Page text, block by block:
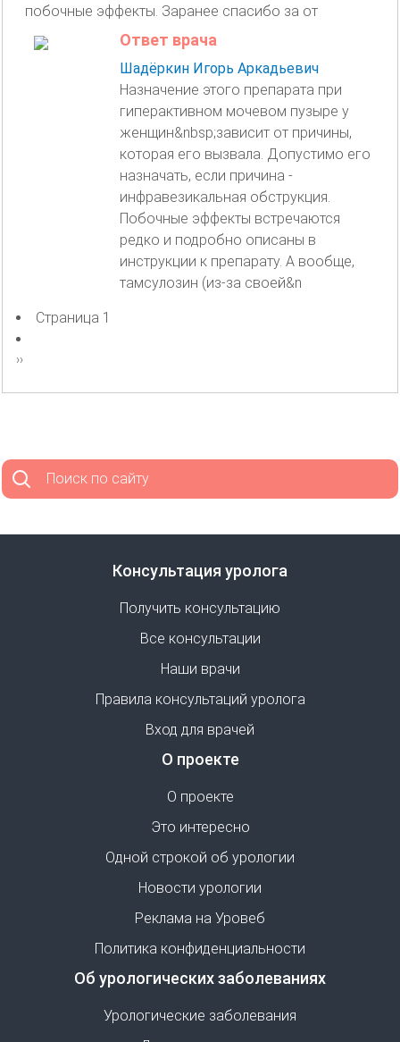
побочные эффекты. Заранее спасибо за от
Ответ врача
Шадёркин Игорь Аркадьевич
Назначение этого препарата при
гиперактивном мочевом пузыре у
женщин&nbsp;зависит от причины,
которая его вызвала. Допустимо его
назначать, если причина -
инфравезикальная обструкция.
Побочные эффекты встречаются
редко и подробно описаны в
инструкции к препарату. А вообще,
тамсулозин (из-за своей&n
Нумерация
страниц
Страница 1
Следующая
››
Поиск по сайту
Консультация уролога
Получить консультацию
Все консультации
Наши врачи
Правила консультаций уролога
Вход для врачей
О проекте
О проекте
Это интересно
Одной строкой об урологии
Новости урологии
Реклама на Уровеб
Политика конфиденциальности
Об урологических заболеваниях
Урологические заболевания